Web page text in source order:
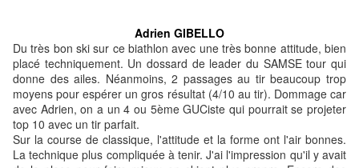
Adrien GIBELLO
Du très bon ski sur ce biathlon avec une très bonne attitude, bien
placé techniquement. Un dossard de leader du SAMSE tour qui
donne des ailes. Néanmoins, 2 passages au tir beaucoup trop
moyens pour espérer un gros résultat (4/10 au tir). Dommage car
avec Adrien, on a un 4 ou 5ème GUCiste qui pourrait se projeter
top 10 avec un tir parfait.
Sur la course de classique, l'attitude et la forme ont l'air bonnes.
La technique plus compliquée à tenir. J'ai l'impression qu'il y avait